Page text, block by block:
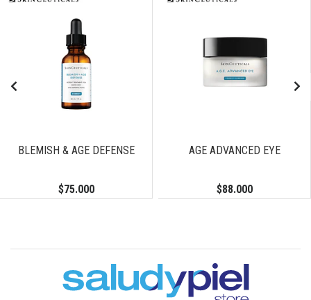
BLEMISH & AGE DEFENSE
$75.000
AGE ADVANCED EYE
$88.000